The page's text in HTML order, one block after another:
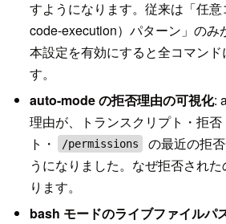
すようになります。従来は「任
code-execution）パターン」のみ
本設定を有効にすると全コマン
す。
auto-mode の拒否理由の可視化:
理由が、トランスクリプト・拒否
ト・
/permissions
の最近の拒
うになりました。なぜ拒否され
ります。
bash モードのライブファイルパ